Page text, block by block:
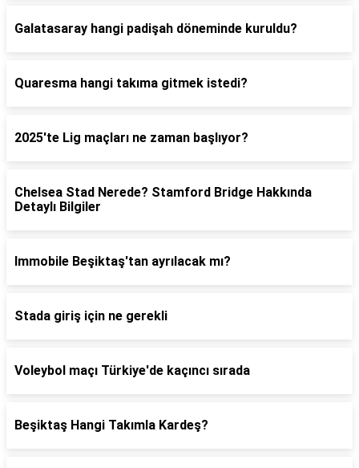
Galatasaray hangi padişah döneminde kuruldu?
Quaresma hangi takıma gitmek istedi?
2025'te Lig maçları ne zaman başlıyor?
Chelsea Stad Nerede? Stamford Bridge Hakkında
Detaylı Bilgiler
Immobile Beşiktaş'tan ayrılacak mı?
Stada giriş için ne gerekli
Voleybol maçı Türkiye'de kaçıncı sırada
Beşiktaş Hangi Takımla Kardeş?